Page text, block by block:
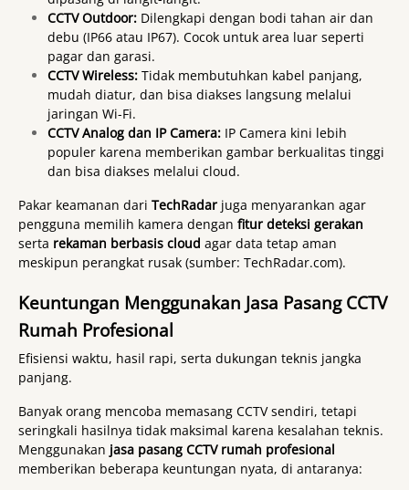
CCTV Outdoor: Dilengkapi dengan bodi tahan air dan
debu (IP66 atau IP67). Cocok untuk area luar seperti
pagar dan garasi.
CCTV Wireless: Tidak membutuhkan kabel panjang,
mudah diatur, dan bisa diakses langsung melalui
jaringan Wi-Fi.
CCTV Analog dan IP Camera: IP Camera kini lebih
populer karena memberikan gambar berkualitas tinggi
dan bisa diakses melalui cloud.
Pakar keamanan dari TechRadar juga menyarankan agar
pengguna memilih kamera dengan fitur deteksi gerakan
serta rekaman berbasis cloud agar data tetap aman
meskipun perangkat rusak (sumber: TechRadar.com).
Keuntungan Menggunakan Jasa Pasang CCTV
Rumah Profesional
Efisiensi waktu, hasil rapi, serta dukungan teknis jangka
panjang.
Banyak orang mencoba memasang CCTV sendiri, tetapi
seringkali hasilnya tidak maksimal karena kesalahan teknis.
Menggunakan jasa pasang CCTV rumah profesional
memberikan beberapa keuntungan nyata, di antaranya: